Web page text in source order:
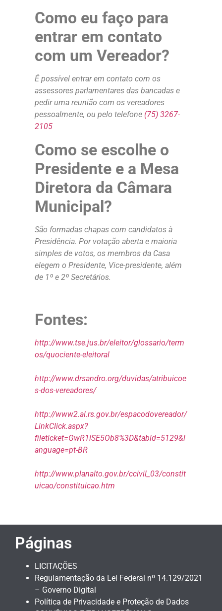
Como eu faço para
entrar em contato
com um Vereador?
É possível entrar em contato com os
assessores parlamentares das bancadas e
pedir uma reunião com os vereadores
pessoalmente, ou pelo telefone (75) 3267-
2105
Como se escolhe o
Presidente e a Mesa
Diretora da Câmara
Municipal?
São formadas chapas com candidatos à
Presidência. Por votação aberta e maioria
simples de votos, os membros da Casa
elegem o Presidente, Vice-presidente, além
de 1º e 2º Secretários.
Fontes:
http://www.tse.jus.br/eleitor/glossario/term
os/quociente-eleitoral
http://www.drsandro.org/duvidas/atribuicoe
s-dos-vereadores/
http://www2.al.rs.gov.br/espacodovereador/
LinkClick.aspx?
fileticket=GwR1iSE5Ob8%3D&tabid=5129&l
anguage=pt-BR
http://www.planalto.gov.br/ccivil_03/constit
uicao/constituicao.htm
Páginas
LICITAÇÕES
Regulamentação da Lei Federal nº 14.129/2021
– Governo Digital
Política de Privacidade e Proteção de Dados